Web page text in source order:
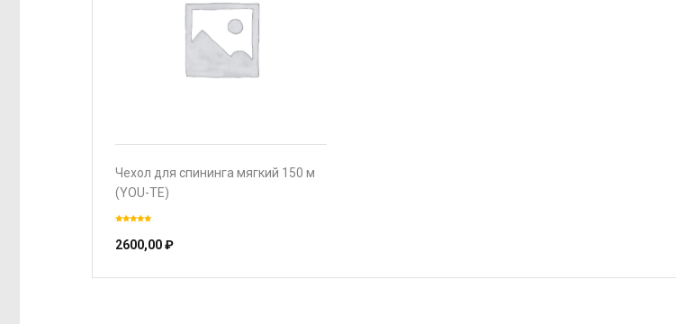
Чехол для спининга мягкий 150 м
(YOU-TE)
2600,00₽